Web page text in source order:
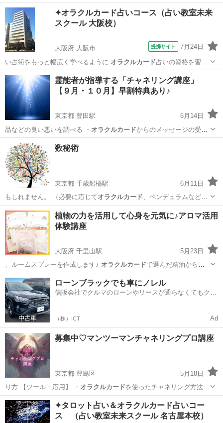
カード
で実践 …
東京 豊田駅 その他
✦オラクルカード占いコース（占い教室未来
スクール 大阪校）
大阪府 大阪市 提携サイト 7月24日
い占術をもっと幅広く学べるように オラクルカード占いの資格を習得
できるコースを開設…
大阪 大阪市 占い
霊能者が指導する「チャネリング講座」
【９月・１０月】早割特典あり♪
東京都 豊田駅
6月14日
品などの良い悪いを調べる ・ オラクルカードからのメッセージの受け
取り方 …
東京 日野市 豊田駅
数秘術
東京都 千歳船橋駅
6月11日
もしれません。 （必要に応じてオラクルカード、ペンデュラムなども
使用させていた…
東京 世田谷区 千歳船橋駅 セラピー 数秘術
植物の力を活用して心身を元気に♪アロマ活用
体験講座
大阪府 千里山駅
5月23日
、ルームスプレーを作成します♪ オラクルカードで選んだ精油からの
メッセージカード…
大阪 吹田市 千里山駅 生活知識
ローンブラックでも車にノレル
信販会社でクルマのローンやリースが通らなくてもクル
（株）ICT Ad
募集中♡マンツーマンチャネリングプロ講座
東京都 豊島区
5月18日
り方 【ツール・応用】 ・ オラクルカードを使ったチャネリング方法
・…
東京 豊島区 その他 チャネリング
✦タロット占い＆オラクルカード占いコー
ス （占い教室未来スクール 名古屋本校）